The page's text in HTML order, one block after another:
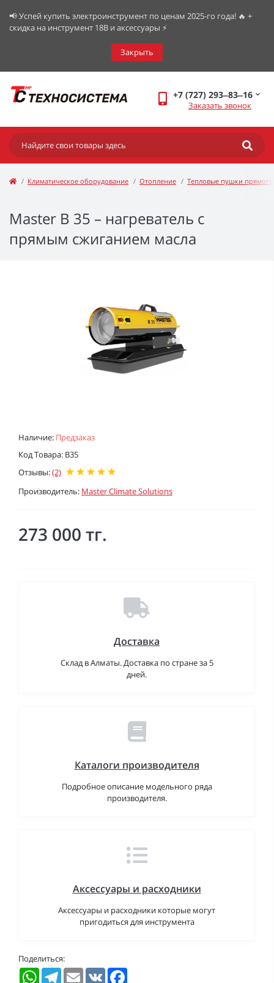
📢 Успей купить электроинструмент по ценам 2025-го года! 🔥 +
скидка на инструмент 18В и аксессуары ⚡️
Закрыть
+7 (727) 293‒83‒16
Заказать звонок
Климатическое оборудование Отопление Тепловые пушки прямого
Master B 35 – нагреватель с
прямым сжиганием масла
Наличие: Предзаказ
Код Товара: B35
Отзывы:(2)
Производитель: Master Climate Solutions
273 000 тг.
Доставка
Склад в Алматы. Доставка по стране за 5
дней.
Каталоги производителя
Подробное описание модельного ряда
производителя.
Аксессуары и расходники
Аксессуары и расходники которые могут
пригодиться для инструмента
Поделиться:
WhatsAppTelegramEmail VK